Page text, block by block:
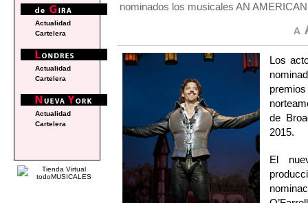
nominados los musicales AN
Los
de
2015.
El
Actualidad
Cartelera
Actualidad
Cartelera
Actualidad
Cartelera